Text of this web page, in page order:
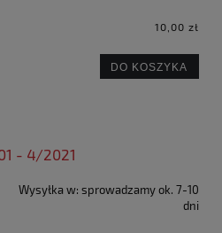
10,00 zł
DO KOSZYKA
- 4/2021
Wysyłka w: sprowadzamy ok. 7-10
dni